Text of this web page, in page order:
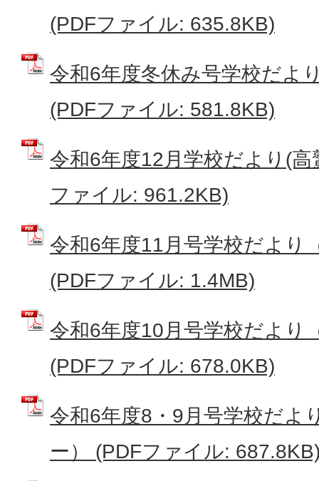
(PDFファイル: 635.8KB)
令和6年度冬休み号学校だよ
(PDFファイル: 581.8KB)
令和6年度12月学校だより(
ファイル: 961.2KB)
令和6年度11月号学校だより
(PDFファイル: 1.4MB)
令和6年度10月号学校だより
(PDFファイル: 678.0KB)
令和6年度8・9月号学校だよ
ー） (PDFファイル: